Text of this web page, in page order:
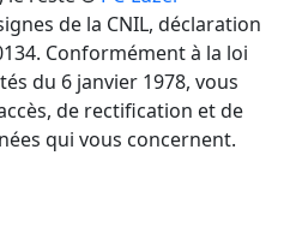
de la CNIL, déclaration
Conformément à la loi
du 6 janvier 1978, vous
de rectification et de
qui vous concernent.